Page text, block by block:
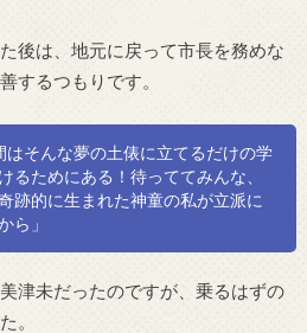
後は、地元に戻って市長を務めな
するつもりです。
はそんな夢の土俵に立てるだけの学
るためにある！待っててみんな、
跡的に生まれた神童の私が立派に
ら」
津未だったのですが、乗るはずの
。